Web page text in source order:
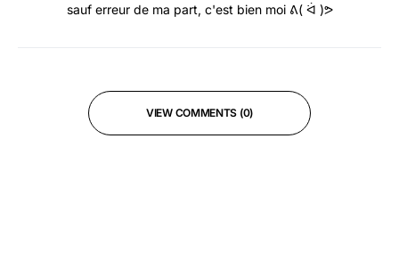
sauf erreur de ma part, c'est bien moi ᕕ( ᐛ )ᕗ
VIEW COMMENTS (0)